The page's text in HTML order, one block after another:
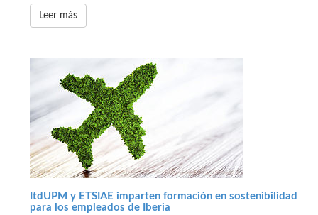
Leer más
ItdUPM y ETSIAE imparten formación en sostenibilidad
para los empleados de Iberia